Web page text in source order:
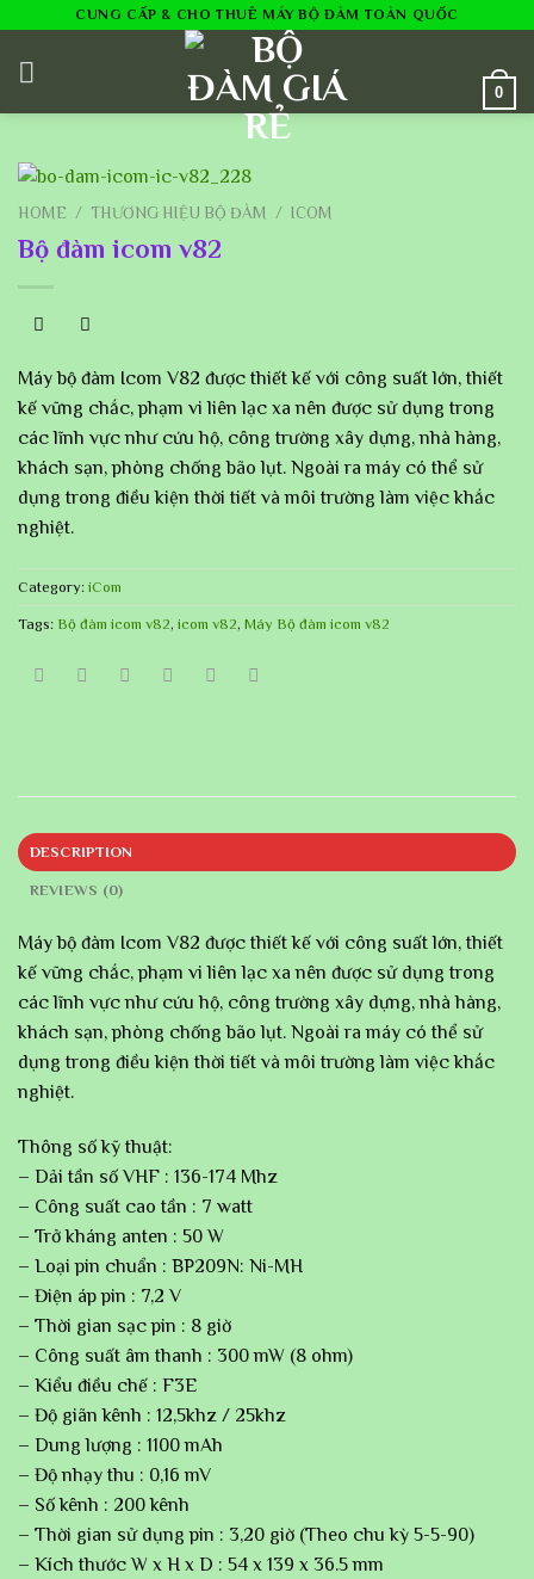
CUNG CẤP & CHO THUÊ MÁY BỘ ĐÀM TOÀN QUỐC
0
HOME / THƯƠNG HIỆU BỘ ĐÀM / ICOM
Bộ đàm icom v82
Máy bộ đàm Icom V82 được thiết kế với công suất lớn, thiết
kế vững chắc, phạm vi liên lạc xa nên được sử dụng trong
các lĩnh vực như cứu hộ, công trường xây dựng, nhà hàng,
khách sạn, phòng chống bão lụt. Ngoài ra máy có thể sử
dụng trong điều kiện thời tiết và môi trường làm việc khắc
nghiệt.
Category: iCom
Tags: Bộ đàm icom v82, icom v82, Máy Bộ đàm icom v82
DESCRIPTION
REVIEWS (0)
Máy bộ đàm Icom V82 được thiết kế với công suất lớn, thiết
kế vững chắc, phạm vi liên lạc xa nên được sử dụng trong
các lĩnh vực như cứu hộ, công trường xây dựng, nhà hàng,
khách sạn, phòng chống bão lụt. Ngoài ra máy có thể sử
dụng trong điều kiện thời tiết và môi trường làm việc khắc
nghiệt.
Thông số kỹ thuật:
– Dải tần số VHF : 136-174 Mhz
– Công suất cao tần : 7 watt
– Trở kháng anten : 50 W
– Loại pin chuẩn : BP209N: Ni-MH
– Điện áp pin : 7,2 V
– Thời gian sạc pin : 8 giờ
– Công suất âm thanh : 300 mW (8 ohm)
– Kiểu điều chế : F3E
– Độ giãn kênh : 12,5khz / 25khz
– Dung lượng : 1100 mAh
– Độ nhạy thu : 0,16 mV
– Số kênh : 200 kênh
– Thời gian sử dụng pin : 3,20 giờ (Theo chu kỳ 5-5-90)
– Kích thước W x H x D : 54 x 139 x 36.5 mm